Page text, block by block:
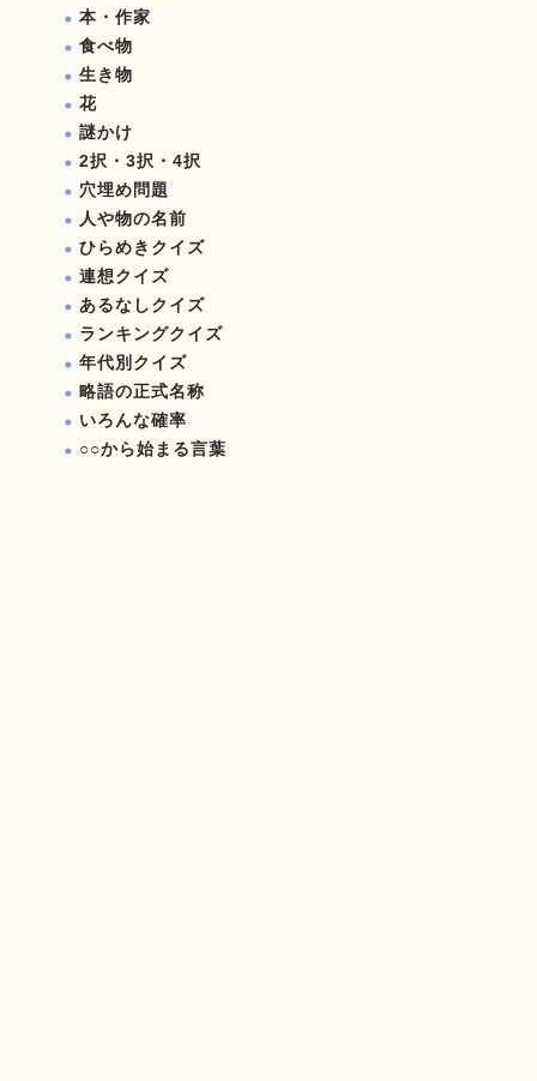
本・作家
食べ物
生き物
花
謎かけ
2択・3択・4択
穴埋め問題
人や物の名前
ひらめきクイズ
連想クイズ
あるなしクイズ
ランキングクイズ
年代別クイズ
略語の正式名称
いろんな確率
○○から始まる言葉